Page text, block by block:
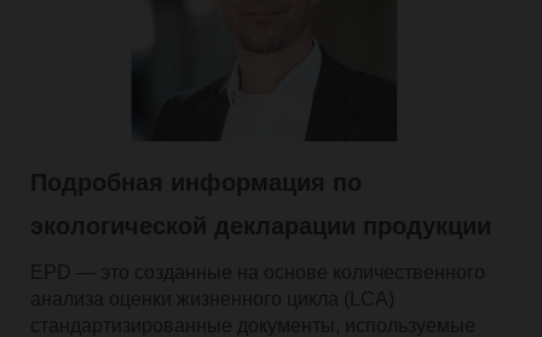
Подробная информация по
экологической декларации продукции
EPD — это созданные на основе количественного
анализа оценки жизненного цикла (LCA)
стандартизированные документы, используемые